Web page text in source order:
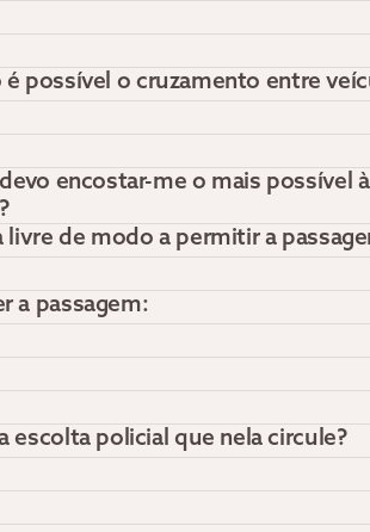
possível o cruzamento entre
encostar-me o mais possível
de modo a permitir a
a passagem:
escolta policial que nela circule?